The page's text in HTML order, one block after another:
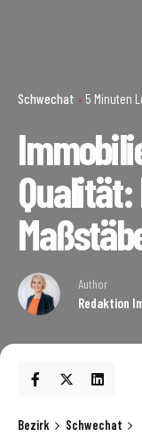
Schwechat 5 Minuten
Qualität:
Author
Redaktion
Bezirk
Schwechat